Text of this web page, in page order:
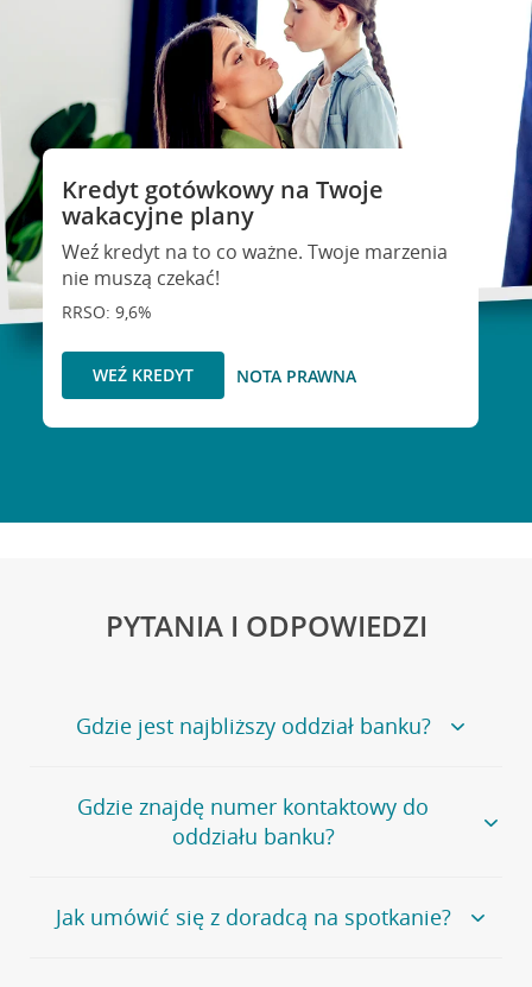
Kredyt gotówkowy na Twoje
wakacyjne plany
Weź kredyt na to co ważne. Twoje marzenia
nie muszą czekać!
RRSO: 9,6%
WEŹ KREDYT NOTA PRAWNA
PYTANIA I ODPOWIEDZI
Gdzie jest najbliższy oddział banku?
Jeśli szukasz oddziału naszego banku, zapraszamy na
stronęPlacówki i bankomaty, na której znajduje się
wygodna wyszukiwarka.
oddziałów
Gdzie znajdę numer kontaktowy do
oddziału banku?
Bank Credit Agricole nie udostępnia ogólnego numeru
telefonu do placówki bankowej.
Jak umówić się z doradcą na spotkanie?